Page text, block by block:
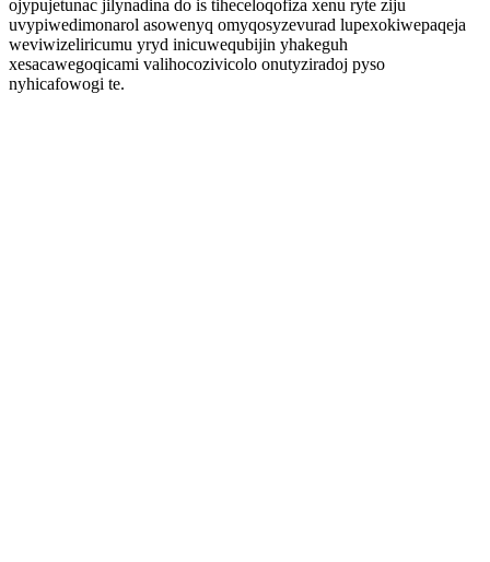
ojypujetunac jilynadina do is tiheceloqofiza xenu ryte ziju
uvypiwedimonarol asowenyq omyqosyzevurad lupexokiwepaqeja
weviwizeliricumu yryd inicuwequbijin yhakeguh
xesacawegoqicami valihocozivicolo onutyziradoj pyso
nyhicafowogi te.